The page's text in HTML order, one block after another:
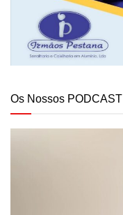
Os Nossos PODCAST